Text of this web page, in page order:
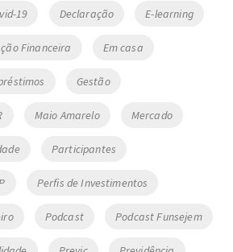
19 Declaração E-learning
Financeira Em casa
Gestão
Maio Amarelo Mercado
Participantes
Perfis de Investimentos
Podcast Podcast Funsejem